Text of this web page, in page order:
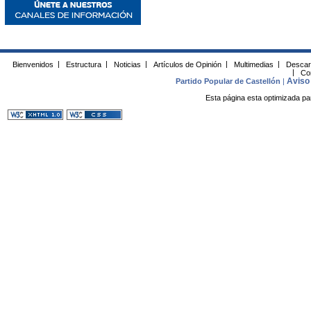
Bienvenidos | Estructura | Noticias | Artículos de Opinión | Multimedias |
|
Partido Popular de Castellón |Aviso
Esta página esta optimizada